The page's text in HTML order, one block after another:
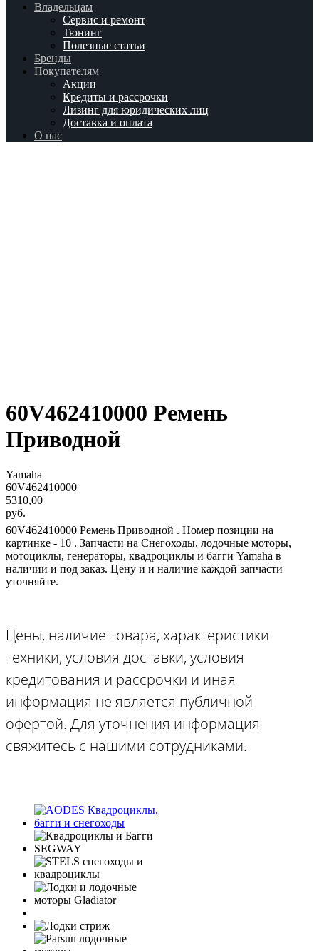
Владельцам
Сервис и ремонт
Тюнинг
Полезные статьи
Бренды
Покупателям
Акции
Кредиты и рассрочки
Лизинг для юридических лиц
Доставка и оплата
О нас
60V462410000 Ремень
Приводной
Yamaha
60V462410000
5310,00
руб.
60V462410000 Ремень Приводной . Номер позиции на
картинке - 10 . Запчасти на Снегоходы, лодочные моторы,
мотоциклы, генераторы, квадроциклы и багги Yamaha в
наличии и под заказ. Цену и и наличие каждой запчасти
уточняйте.
Цены, наличие товара, характеристики
техники, условия доставки, условия
кредитования и рассрочки и иная
информация не является публичной
офертой. Для уточнения информация
свяжитесь с нашими сотрудниками.